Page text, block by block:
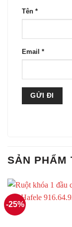
Tên *
Email *
SẢN PHẨM
-25%